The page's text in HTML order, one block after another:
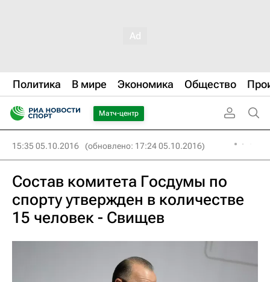
Политика В мире Экономика Общество
Матч-центр
15:35 05.10.2016 (обновлено: 17:24 05.10.2016)
Состав комитета Госдумы по
спорту утвержден в количестве
15 человек - Свищев